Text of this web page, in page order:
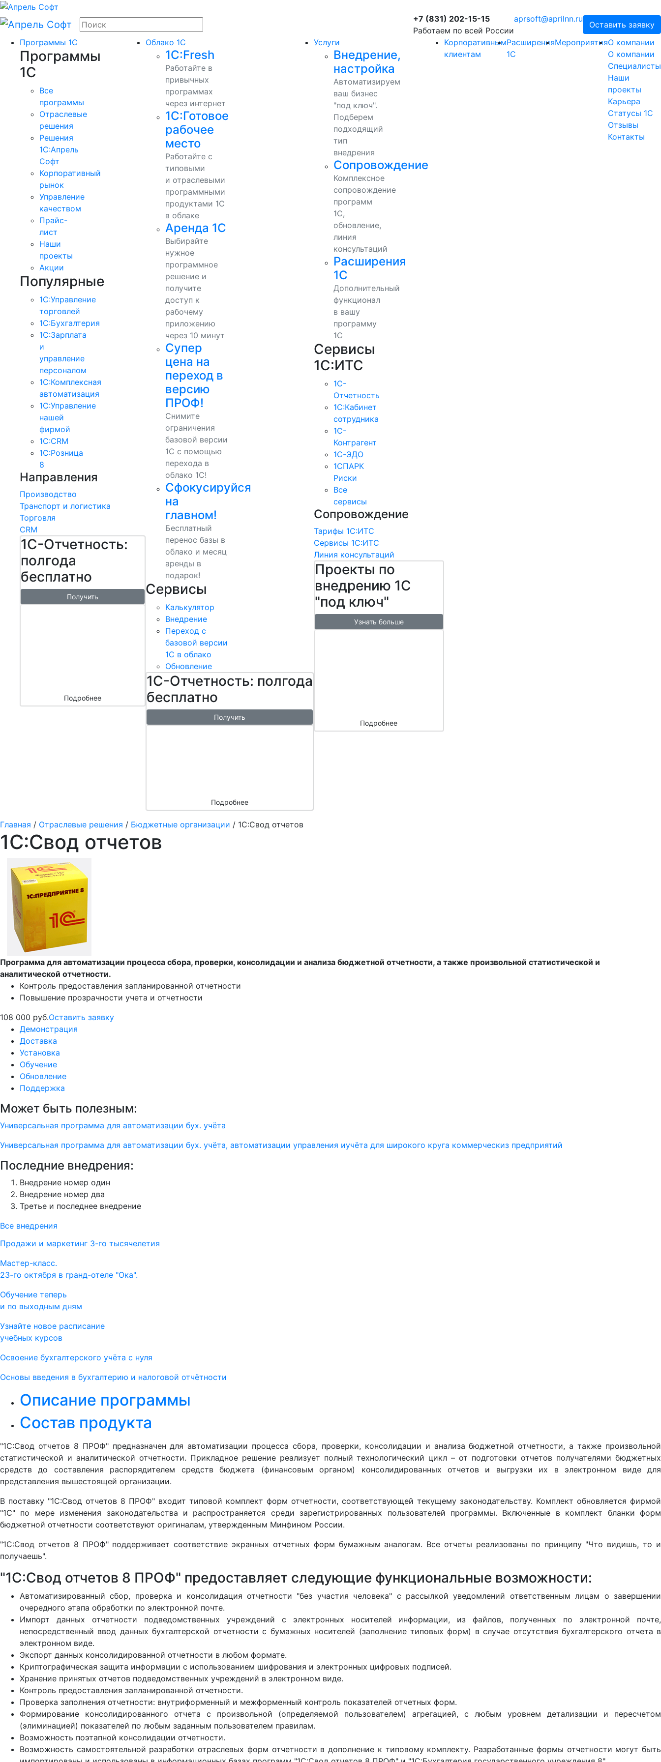
+7 (831) 202-15-15
Работаем по всей России
aprsoft@aprilnn.ru
Оставить заявку
Программы 1С
Программы
1С
Все
программы
Отраслевые
решения
Решения
1C:Апрель
Софт
Корпоративный
рынок
Управление
качеством
Прайс-
лист
Наши
проекты
Акции
Популярные
1С:Управление
торговлей
1С:Бухгалтерия
1С:Зарплата
и
управление
персоналом
1С:Комплексная
автоматизация
1С:Управление
нашей
фирмой
1С:CRM
1С:Розница
8
Направления
Производство
Транспорт и логистика
Торговля
CRM
1С-Отчетность:
полгода
бесплатно
Получить
Подробнее
Облако 1С
1С:Fresh
Работайте в
привычных
программах
через интернет
1С:Готовое
рабочее
место
Работайте с
типовыми
и отраслевыми
программными
продуктами 1С
в облаке
Аренда 1С
Выбирайте
нужное
программное
решение и
получите
доступ к
рабочему
приложению
через 10 минут
Супер
цена на
переход в
версию
ПРОФ!
Снимите
ограничения
базовой версии
1С с помощью
перехода в
облако 1С!
Сфокусируйся
на
главном!
Бесплатный
перенос базы в
облако и месяц
аренды в
подарок!
Сервисы
Калькулятор
Внедрение
Переход с
базовой версии
1С в облако
Обновление
1С-Отчетность: полгода
бесплатно
Получить
Подробнее
Услуги
Внедрение,
настройка
Автоматизируем
ваш бизнес
"под ключ".
Подберем
подходящий
тип
внедрения
Сопровождение
Комплексное
сопровождение
программ
1С,
обновление,
линия
консультаций
Расширения
1С
Дополнительный
функционал
в вашу
программу
1С
Сервисы
1С:ИТС
1С-
Отчетность
1С:Кабинет
сотрудника
1С-
Контрагент
1С-ЭДО
1СПАРК
Риски
Все
сервисы
Сопровождение
Тарифы 1С:ИТС
Сервисы 1С:ИТС
Линия консультаций
Проекты по
внедрению 1С
"под ключ"
Узнать больше
Подробнее
Корпоративным
клиентам
Расширения
1С
МероприятияО компании
О компании
Специалисты
Наши
проекты
Карьера
Статусы 1С
Отзывы
Контакты
Главная / Отраслевые решения / Бюджетные организации / 1С:Свод отчетов
1С:Свод отчетов
Программа для автоматизации процесса сбора, проверки, консолидации и анализа бюджетной отчетности, а также произвольной статистической и
аналитической отчетности.
Контроль предоставления запланированной отчетности
Повышение прозрачности учета и отчетности
108 000 руб.Оставить заявку
Демонстрация
Доставка
Установка
Обучение
Обновление
Поддержка
Может быть полезным:
Универсальная программа для автоматизации бух. учёта
Универсальная программа для автоматизации бух. учёта, автоматизации управления иучёта для широкого круга коммерческиз предприятий
Последние внедрения:
Внедрение номер один
Внедрение номер два
Третье и последнее внедрение
Все внедрения
Продажи и маркетинг 3-го тысячелетия
Мастер-класс.
23-го октября в гранд-отеле "Ока".
Обучение теперь
и по выходным дням
Узнайте новое расписание
учебных курсов
Освоение бухгалтерского учёта с нуля
Основы введения в бухгалтерию и налоговой отчётности
Описание программы
Состав продукта
"1С:Свод отчетов 8 ПРОФ" предназначен для автоматизации процесса сбора, проверки, консолидации и анализа бюджетной отчетности, а также произвольной
статистической и аналитической отчетности. Прикладное решение реализует полный технологический цикл – от подготовки отчетов получателями бюджетных
средств до составления распорядителем средств бюджета (финансовым органом) консолидированных отчетов и выгрузки их в электронном виде для
представления вышестоящей организации.
В поставку "1С:Свод отчетов 8 ПРОФ" входит типовой комплект форм отчетности, соответствующей текущему законодательству. Комплект обновляется фирмой
"1С" по мере изменения законодательства и распространяется среди зарегистрированных пользователей программы. Включенные в комплект бланки форм
бюджетной отчетности соответствуют оригиналам, утвержденным Минфином России.
"1С:Свод отчетов 8 ПРОФ" поддерживает соответствие экранных отчетных форм бумажным аналогам. Все отчеты реализованы по принципу "Что видишь, то и
получаешь".
"1С:Свод отчетов 8 ПРОФ" предоставляет следующие функциональные возможности:
Автоматизированный сбор, проверка и консолидация отчетности "без участия человека" с рассылкой уведомлений ответственным лицам о завершении
очередного этапа обработки по электронной почте.
Импорт данных отчетности подведомственных учреждений с электронных носителей информации, из файлов, полученных по электронной почте,
непосредственный ввод данных бухгалтерской отчетности с бумажных носителей (заполнение типовых форм) в случае отсутствия бухгалтерского отчета в
электронном виде.
Экспорт данных консолидированной отчетности в любом формате.
Криптографическая защита информации с использованием шифрования и электронных цифровых подписей.
Хранение принятых отчетов подведомственных учреждений в электронном виде.
Контроль предоставления запланированной отчетности.
Проверка заполнения отчетности: внутриформенный и межформенный контроль показателей отчетных форм.
Формирование консолидированного отчета с произвольной (определяемой пользователем) агрегацией, с любым уровнем детализации и пересчетом
(элиминацией) показателей по любым заданным пользователем правилам.
Возможность поэтапной консолидации отчетности.
Возможность самостоятельной разработки отраслевых форм отчетности в дополнение к типовому комплекту. Разработанные формы отчетности могут быть